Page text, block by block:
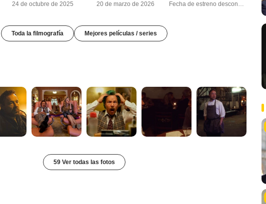
24 de octubre de 2025 20 de marzo de 2026 Fecha de estreno desconocida
Toda la filmografía Mejores películas / series
59 Ver todas las fotos